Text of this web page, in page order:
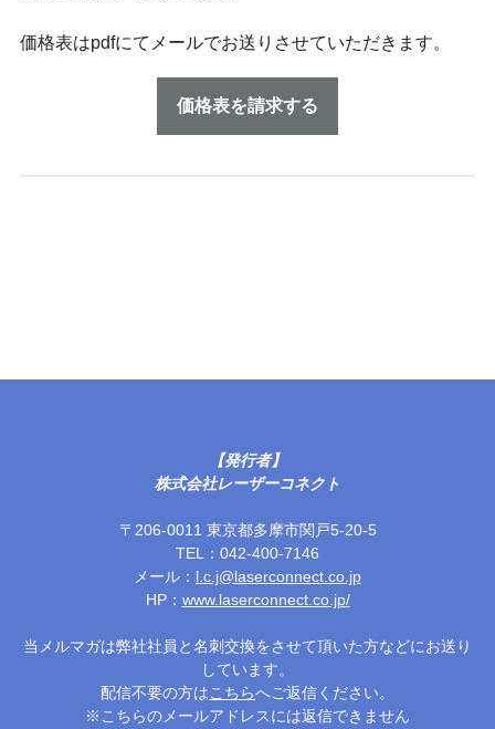
価格表はpdfにてメールでお送りさせていただきます。
価格表を請求する
【発行者】
株式会社レーザーコネクト
〒206-0011 東京都多摩市関戸5-20-5
TEL：042-400-7146
メール： l.c.j@laserconnect.co.jp
HP： www.laserconnect.co.jp/
当メルマガは弊社社員と名刺交換をさせて頂いた方などにお送り
しています。
配信不要の方はこちらへご返信ください。
※こちらのメールアドレスには返信できません